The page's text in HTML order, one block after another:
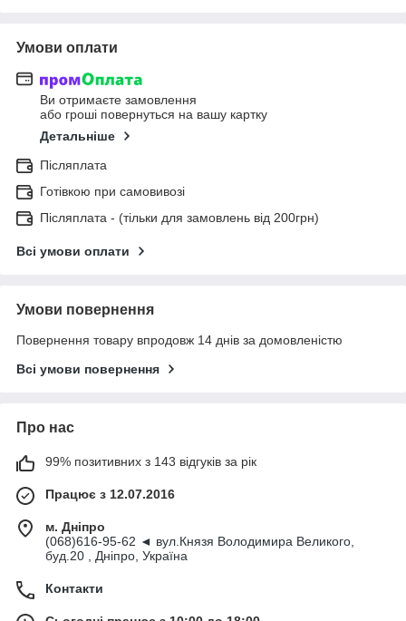
Умови оплати
Ви отримаєте замовлення
або гроші повернуться на вашу картку
Детальніше
Післяплата
Готівкою при самовивозі
Післяплата - (тільки для замовлень від 200грн)
Всі умови оплати
Умови повернення
Повернення товару впродовж 14 днів за домовленістю
Всі умови повернення
Про нас
99% позитивних з 143 відгуків за рік
Працює з 12.07.2016
м. Дніпро
(068)616-95-62 ◄ вул.Князя Володимира Великого,
буд.20 , Дніпро, Україна
Контакти